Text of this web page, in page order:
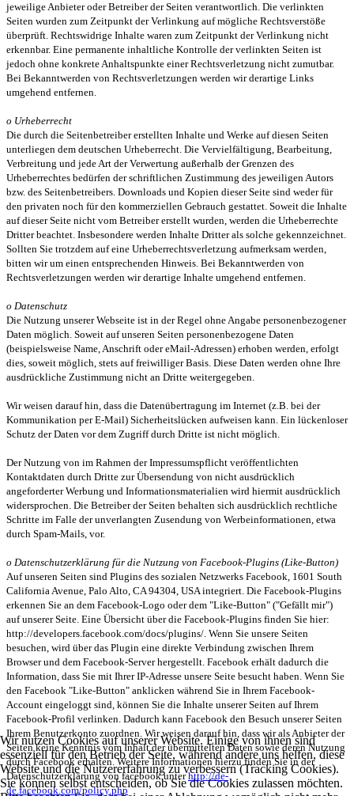
jeweilige Anbieter oder Betreiber der Seiten verantwortlich. Die verlinkten
Seiten wurden zum Zeitpunkt der Verlinkung auf mögliche Rechtsverstöße
überprüft. Rechtswidrige Inhalte waren zum Zeitpunkt der Verlinkung nicht
erkennbar. Eine permanente inhaltliche Kontrolle der verlinkten Seiten ist
jedoch ohne konkrete Anhaltspunkte einer Rechtsverletzung nicht zumutbar.
Bei Bekanntwerden von Rechtsverletzungen werden wir derartige Links
umgehend entfernen.
o Urheberrecht
Die durch die Seitenbetreiber erstellten Inhalte und Werke auf diesen Seiten
unterliegen dem deutschen Urheberrecht. Die Vervielfältigung, Bearbeitung,
Verbreitung und jede Art der Verwertung außerhalb der Grenzen des
Urheberrechtes bedürfen der schriftlichen Zustimmung des jeweiligen Autors
bzw. des Seitenbetreibers. Downloads und Kopien dieser Seite sind weder für
den privaten noch für den kommerziellen Gebrauch gestattet. Soweit die Inhalte
auf dieser Seite nicht vom Betreiber erstellt wurden, werden die Urheberrechte
Dritter beachtet. Insbesondere werden Inhalte Dritter als solche gekennzeichnet.
Sollten Sie trotzdem auf eine Urheberrechtsverletzung aufmerksam werden,
bitten wir um einen entsprechenden Hinweis. Bei Bekanntwerden von
Rechtsverletzungen werden wir derartige Inhalte umgehend entfernen.
o Datenschutz
Die Nutzung unserer Webseite ist in der Regel ohne Angabe personenbezogener
Daten möglich. Soweit auf unseren Seiten personenbezogene Daten
(beispielsweise Name, Anschrift oder eMail-Adressen) erhoben werden, erfolgt
dies, soweit möglich, stets auf freiwilliger Basis. Diese Daten werden ohne Ihre
ausdrückliche Zustimmung nicht an Dritte weitergegeben.
Wir weisen darauf hin, dass die Datenübertragung im Internet (z.B. bei der
Kommunikation per E-Mail) Sicherheitslücken aufweisen kann. Ein lückenloser
Schutz der Daten vor dem Zugriff durch Dritte ist nicht möglich.
Der Nutzung von im Rahmen der Impressumspflicht veröffentlichten
Kontaktdaten durch Dritte zur Übersendung von nicht ausdrücklich
angeforderter Werbung und Informationsmaterialien wird hiermit ausdrücklich
widersprochen. Die Betreiber der Seiten behalten sich ausdrücklich rechtliche
Schritte im Falle der unverlangten Zusendung von Werbeinformationen, etwa
durch Spam-Mails, vor.
o Datenschutzerklärung für die Nutzung von Facebook-Plugins (Like-Button)
Auf unseren Seiten sind Plugins des sozialen Netzwerks Facebook, 1601 South
California Avenue, Palo Alto, CA 94304, USA integriert. Die Facebook-Plugins
erkennen Sie an dem Facebook-Logo oder dem "Like-Button" ("Gefällt mir")
auf unserer Seite. Eine Übersicht über die Facebook-Plugins finden Sie hier:
http://developers.facebook.com/docs/plugins/. Wenn Sie unsere Seiten
besuchen, wird über das Plugin eine direkte Verbindung zwischen Ihrem
Browser und dem Facebook-Server hergestellt. Facebook erhält dadurch die
Information, dass Sie mit Ihrer IP-Adresse unsere Seite besucht haben. Wenn Sie
den Facebook "Like-Button" anklicken während Sie in Ihrem Facebook-
Account eingeloggt sind, können Sie die Inhalte unserer Seiten auf Ihrem
Facebook-Profil verlinken. Dadurch kann Facebook den Besuch unserer Seiten
Ihrem Benutzerkonto zuordnen. Wir weisen darauf hin, dass wir als Anbieter der
Seiten keine Kenntnis vom Inhalt der übermittelten Daten sowie deren Nutzung
durch Facebook erhalten. Weitere Informationen hierzu finden Sie in der
Datenschutzerklärung von facebook unterhttp://de-
de.facebook.com/policy.php
Wir nutzen Cookies auf unserer Website. Einige von ihnen sind
essenziell für den Betrieb der Seite, während andere uns helfen, diese
Website und die Nutzererfahrung zu verbessern (Tracking Cookies).
Sie können selbst entscheiden, ob Sie die Cookies zulassen möchten.